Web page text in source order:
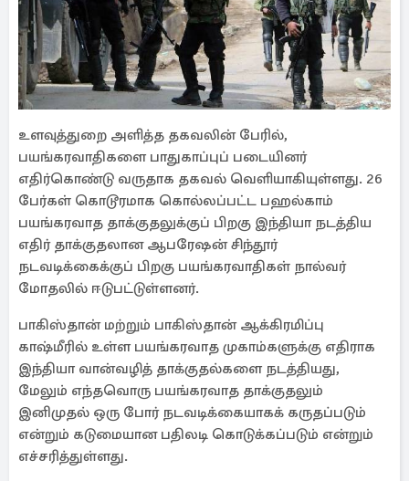
உளவுத்துறை அளித்த தகவலின் பேரில்,
பயங்கரவாதிகளை பாதுகாப்புப் படையினர்
எதிர்கொண்டு வருதாக தகவல் வெளியாகியுள்ளது. 26
பேர்கள் கொடூரமாக கொல்லப்பட்ட பஹல்காம்
பயங்கரவாத தாக்குதலுக்குப் பிறகு இந்தியா நடத்திய
எதிர் தாக்குதலான ஆபரேஷன் சிந்தூர்
நடவடிக்கைக்குப் பிறகு பயங்கரவாதிகள் நால்வர்
மோதலில் ஈடுபட்டுள்ளனர்.
பாகிஸ்தான் மற்றும் பாகிஸ்தான் ஆக்கிரமிப்பு
காஷ்மீரில் உள்ள பயங்கரவாத முகாம்களுக்கு எதிராக
இந்தியா வான்வழித் தாக்குதல்களை நடத்தியது,
மேலும் எந்தவொரு பயங்கரவாத தாக்குதலும்
இனிமுதல் ஒரு போர் நடவடிக்கையாகக் கருதப்படும்
என்றும் கடுமையான பதிலடி கொடுக்கப்படும் என்றும்
எச்சரித்துள்ளது.